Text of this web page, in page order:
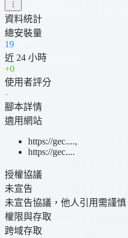
資料統計
總安裝量
19
近 24 小時
+0
使用者評分
-
腳本詳情
適用網站
https://gec....,
https://gec....
授權協議
未宣告
未宣告協議，他人引用需謹慎
權限與存取
跨域存取